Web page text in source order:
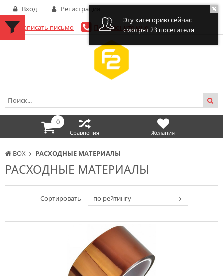
BOX РАСХОДНЫЕ МАТЕРИАЛЫ
РАСХОДНЫЕ МАТЕРИАЛЫ
Сортировать по рейтингу
Написать письмо Перезвоните мне
Вход Регистрация
0
Сравнения Желания
Эту категорию сейчас
смотрят 23 посетителя